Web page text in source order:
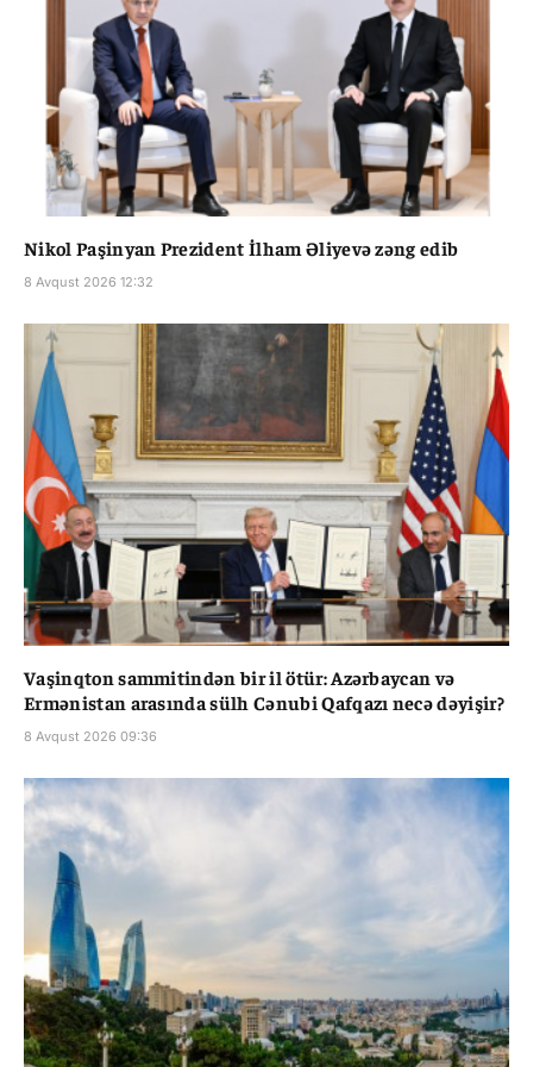
Nikol Paşinyan Prezident İlham Əliyevə zəng edib
8 Avqust 2026 12:32
Vaşinqton sammitindən bir il ötür: Azərbaycan və
Ermənistan arasında sülh Cənubi Qafqazı necə dəyişir?
8 Avqust 2026 09:36